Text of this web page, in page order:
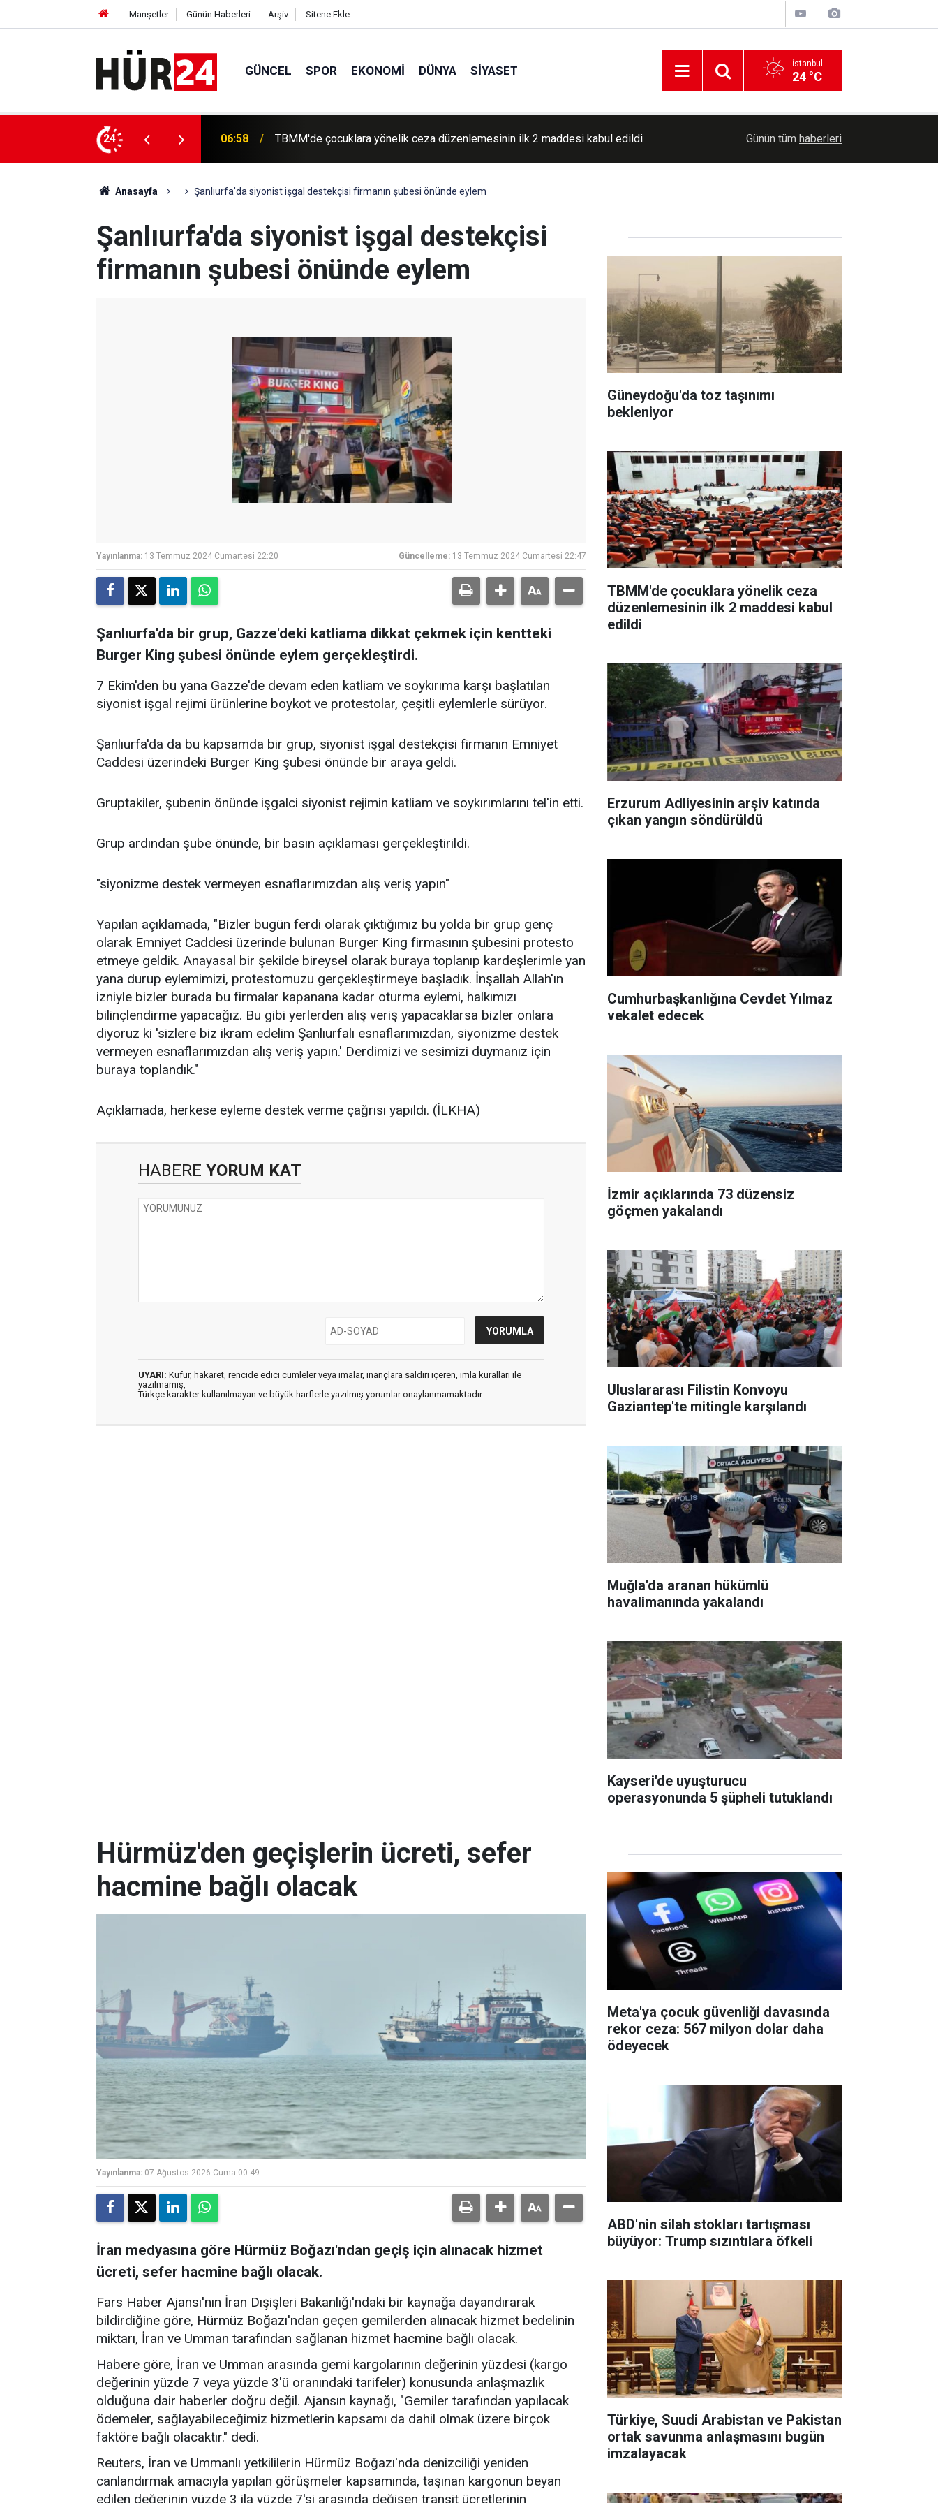
Manşetler Günün Haberleri Arşiv Sitene Ekle
GÜNCEL SPOR EKONOMI DÜNYA SIYASET İstanbul
24 °C
24
ilk 2 maddesi kabul edildi 06:39 ABD'nin silah stokları tartışması büyüyor: Trump sızıntılara öfkeli
imzalayacak
Günün tüm haberleri
Anasayfa Şanlıurfa'da siyonist işgal destekçisi firmanın şubesi önünde eylem
Şanlıurfa'da siyonist işgal destekçisi
firmanın şubesi önünde eylem
Yayınlanma: 13 Temmuz 2024 Cumartesi 22:20 Güncelleme: 13 Temmuz 2024 Cumartesi 22:47
Şanlıurfa'da bir grup, Gazze'deki katliama dikkat çekmek için kentteki
Burger King şubesi önünde eylem gerçekleştirdi.
7 Ekim'den bu yana Gazze'de devam eden katliam ve soykırıma karşı başlatılan
siyonist işgal rejimi ürünlerine boykot ve protestolar, çeşitli eylemlerle sürüyor.
Şanlıurfa'da da bu kapsamda bir grup, siyonist işgal destekçisi firmanın Emniyet
Caddesi üzerindeki Burger King şubesi önünde bir araya geldi.
Gruptakiler, şubenin önünde işgalci siyonist rejimin katliam ve soykırımlarını tel'in etti.
Grup ardından şube önünde, bir basın açıklaması gerçekleştirildi.
"siyonizme destek vermeyen esnaflarımızdan alış veriş yapın"
Yapılan açıklamada, "Bizler bugün ferdi olarak çıktığımız bu yolda bir grup genç
olarak Emniyet Caddesi üzerinde bulunan Burger King firmasının şubesini protesto
etmeye geldik. Anayasal bir şekilde bireysel olarak buraya toplanıp kardeşlerimle yan
yana durup eylemimizi, protestomuzu gerçekleştirmeye başladık. İnşallah Allah'ın
izniyle bizler burada bu firmalar kapanana kadar oturma eylemi, halkımızı
bilinçlendirme yapacağız. Bu gibi yerlerden alış veriş yapacaklarsa bizler onlara
diyoruz ki 'sizlere biz ikram edelim Şanlıurfalı esnaflarımızdan, siyonizme destek
vermeyen esnaflarımızdan alış veriş yapın.' Derdimizi ve sesimizi duymanız için
buraya toplandık."
Açıklamada, herkese eyleme destek verme çağrısı yapıldı. (İLKHA)
HABERE YORUM KAT
UYARI: Küfür, hakaret, rencide edici cümleler veya imalar, inançlara saldırı içeren, imla kuralları ile
yazılmamış,
Türkçe karakter kullanılmayan ve büyük harflerle yazılmış yorumlar onaylanmamaktadır.
Güneydoğu'da toz taşınımı
bekleniyor
TBMM'de çocuklara yönelik ceza
düzenlemesinin ilk 2 maddesi kabul
edildi
Erzurum Adliyesinin arşiv katında
çıkan yangın söndürüldü
Cumhurbaşkanlığına Cevdet Yılmaz
vekalet edecek
İzmir açıklarında 73 düzensiz
göçmen yakalandı
Uluslararası Filistin Konvoyu
Gaziantep'te mitingle karşılandı
Muğla'da aranan hükümlü
havalimanında yakalandı
Kayseri'de uyuşturucu
operasyonunda 5 şüpheli tutuklandı
Hürmüz'den geçişlerin ücreti, sefer
hacmine bağlı olacak
Yayınlanma: 07 Ağustos 2026 Cuma 00:49
İran medyasına göre Hürmüz Boğazı'ndan geçiş için alınacak hizmet
ücreti, sefer hacmine bağlı olacak.
Fars Haber Ajansı'nın İran Dışişleri Bakanlığı'ndaki bir kaynağa dayandırarak
bildirdiğine göre, Hürmüz Boğazı'ndan geçen gemilerden alınacak hizmet bedelinin
miktarı, İran ve Umman tarafından sağlanan hizmet hacmine bağlı olacak.
Habere göre, İran ve Umman arasında gemi kargolarının değerinin yüzdesi (kargo
değerinin yüzde 7 veya yüzde 3'ü oranındaki tarifeler) konusunda anlaşmazlık
olduğuna dair haberler doğru değil. Ajansın kaynağı, "Gemiler tarafından yapılacak
ödemeler, sağlayabileceğimiz hizmetlerin kapsamı da dahil olmak üzere birçok
faktöre bağlı olacaktır." dedi.
Reuters, İran ve Ummanlı yetkililerin Hürmüz Boğazı'nda denizciliği yeniden
canlandırmak amacıyla yapılan görüşmeler kapsamında, taşınan kargonun beyan
edilen değerinin yüzde 3 ila yüzde 7'si arasında değişen transit ücretlerinin
Meta'ya çocuk güvenliği davasında
rekor ceza: 567 milyon dolar daha
ödeyecek
ABD'nin silah stokları tartışması
büyüyor: Trump sızıntılara öfkeli
Türkiye, Suudi Arabistan ve Pakistan
ortak savunma anlaşmasını bugün
imzalayacak